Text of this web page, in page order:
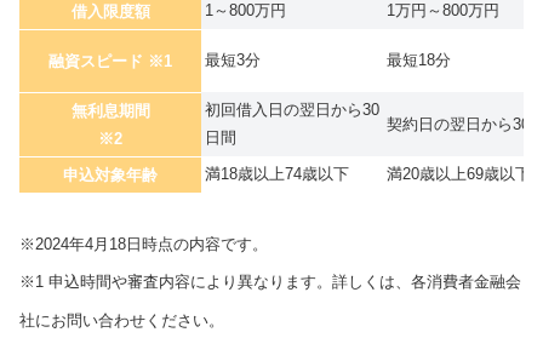
借入限度額 1～800万円 1万円～800万円
融資スピード ※1 最短3分 最短18分
無利息期間
※2
初回借入日の翌日から30
日間
契約日の翌日から30
申込対象年齢 満18歳以上74歳以下 満20歳以上69歳以下
※2024年4月18日時点の内容です。
※1 申込時間や審査内容により異なります。詳しくは、各消費者金融会
社にお問い合わせください。